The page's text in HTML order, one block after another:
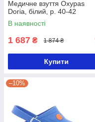
Медичне взуття Oxypas
Doria, білий, р. 40-42
В наявності
1 687 ₴ 1 874 ₴
Купити
–10%